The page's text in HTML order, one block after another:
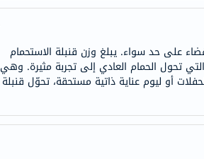
على حد سواء. يبلغ وزن قنبلة الاستحمام
المنعشة التي تحول الحمام العادي إلى تجربة مثيرة. وهي
أو ليوم عناية ذاتية مستحقة، تحوّل قنبلة